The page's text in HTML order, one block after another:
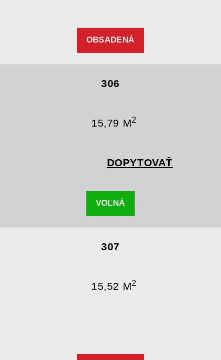
OBSADENÁ
306
15,79 M2
DOPYTOVAŤ
VOĽNÁ
307
15,52 M2